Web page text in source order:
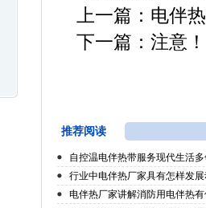
上一篇： 电伴
下一篇： 注意
推荐阅读
自控温电伴热带服务现代生活
行业中电伴热厂家具有怎样发
电伴热厂家讲解消防用电伴热